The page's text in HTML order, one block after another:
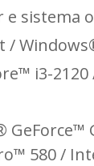
sistema
/
i3-2120
GeForce™
580 /